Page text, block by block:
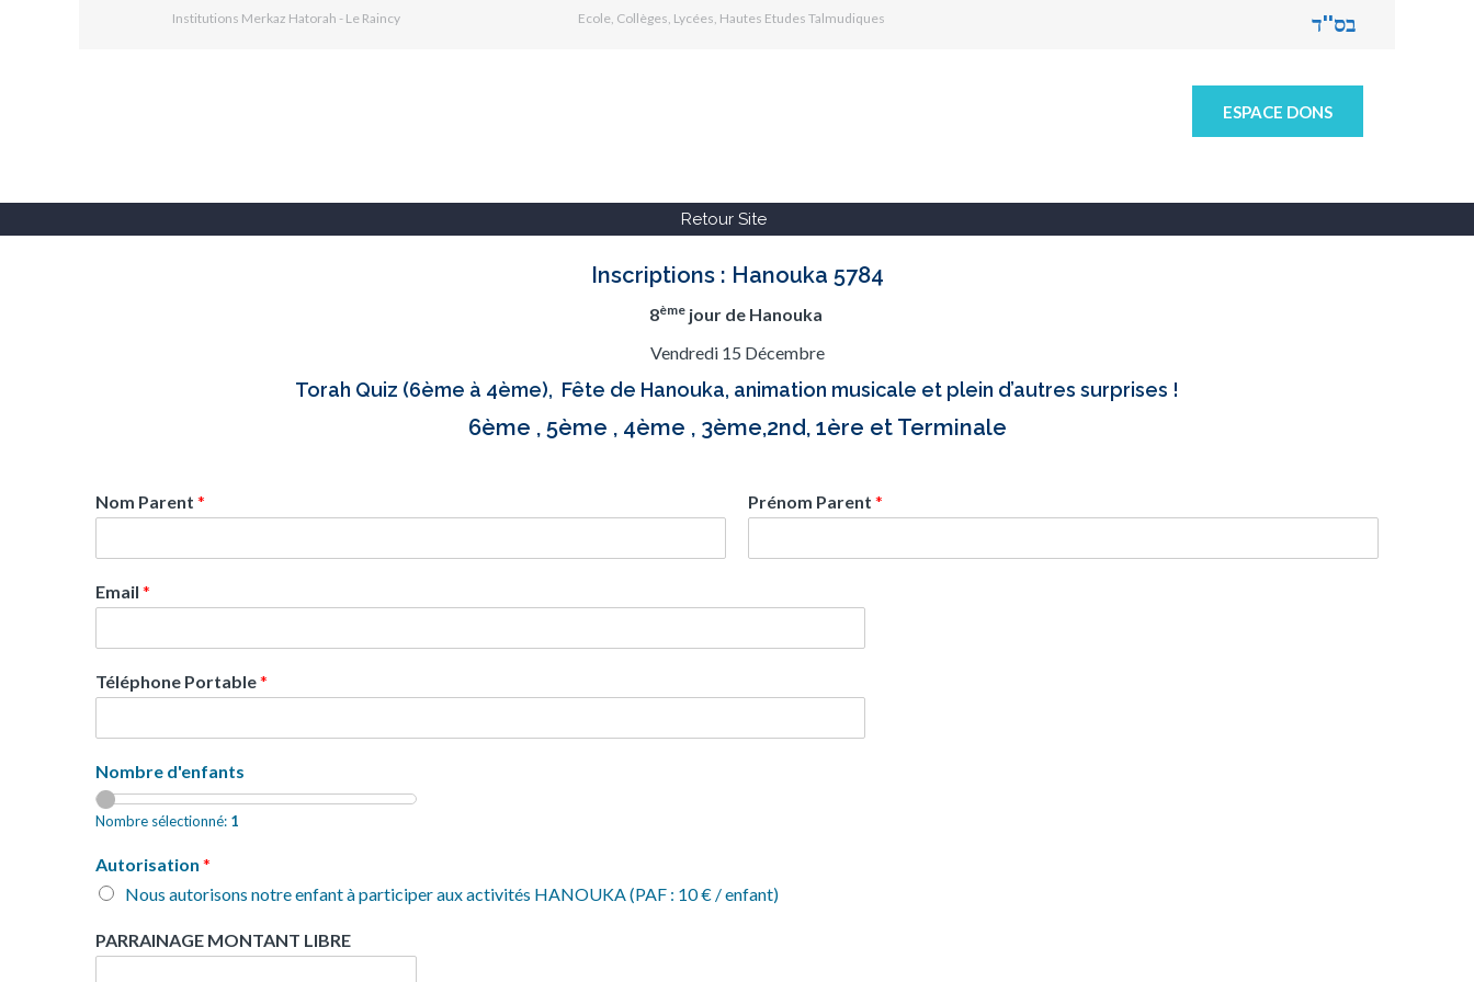
Institutions Merkaz Hatorah - Le Raincy Ecole, Collèges, Lycées, Hautes Etudes Talmudiques בס''ד
ESPACE DONS
Retour Site
Inscriptions : Hanouka 5784
8èmejour de Hanouka
Vendredi 15 Décembre
Torah Quiz (6ème à 4ème), Fête de Hanouka, animation musicale et plein d’autres surprises !
6ème , 5ème , 4ème , 3ème,2nd, 1ère et Terminale
Nom Parent * Prénom Parent *
Email *
Téléphone Portable*
Nombre d'enfants
Nombre sélectionné: 1
Autorisation *
Nous autorisons notre enfant à participer aux activités HANOUKA (PAF : 10 € / enfant)
PARRAINAGE MONTANT LIBRE